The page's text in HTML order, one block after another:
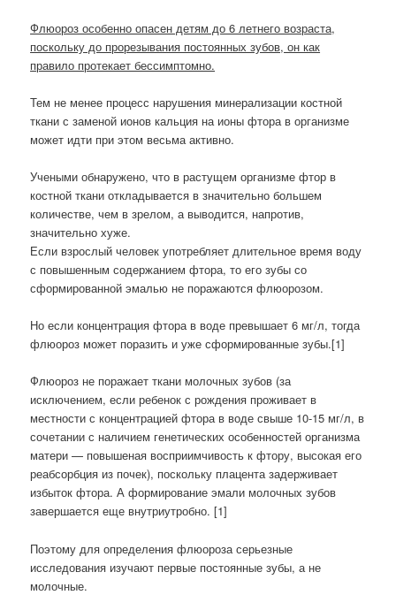
Флюороз особенно опасен детям до 6 летнего возраста,
поскольку до прорезывания постоянных зубов, он как
правило протекает бессимптомно.
Тем не менее процесс нарушения минерализации костной
ткани с заменой ионов кальция на ионы фтора в организме
может идти при этом весьма активно.
Учеными обнаружено, что в растущем организме фтор в
костной ткани откладывается в значительно большем
количестве, чем в зрелом, а выводится, напротив,
значительно хуже.
Если взрослый человек употребляет длительное время воду
с повышенным содержанием фтора, то его зубы со
сформированной эмалью не поражаются флюорозом.
Но если концентрация фтора в воде превышает 6 мг/л, тогда
флюороз может поразить и уже сформированные зубы.[1]
Флюороз не поражает ткани молочных зубов (за
исключением, если ребенок с рождения проживает в
местности с концентрацией фтора в воде свыше 10-15 мг/л, в
сочетании с наличием генетических особенностей организма
матери — повышеная восприимчивость к фтору, высокая его
реабсорбция из почек), поскольку плацента задерживает
избыток фтора. А формирование эмали молочных зубов
завершается еще внутриутробно. [1]
Поэтому для определения флюороза серьезные
исследования изучают первые постоянные зубы, а не
молочные.